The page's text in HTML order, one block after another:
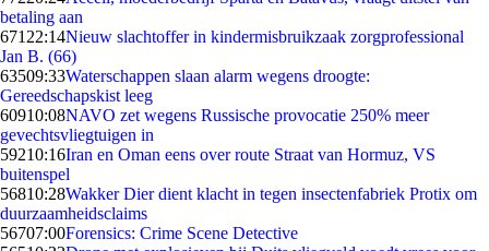
betaling aan
671 22:14Nieuw slachtoffer in kindermisbruikzaak zorgprofessional
Jan B. (66)
63509:33Waterschappen slaan alarm wegens droogte:
Gereedschapskist leeg
60910:08NAVO zet wegens Russische provocatie 250% meer
gevechtsvliegtuigen in
59210:16Iran en Oman eens over route Straat van Hormuz, VS
buitenspel
56810:28Wakker Dier dient klacht in tegen insectenfabriek Protix om
duurzaamheidsclaims
56707:00Forensics: Crime Scene Detective